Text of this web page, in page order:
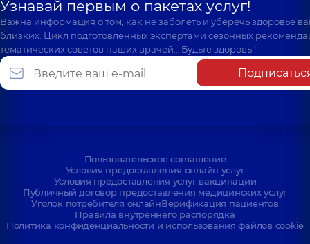
Узнавай первым о пакетах услуг!
Важна информация о том, как не заболеть и уберечь здоровье
близких. Цикл подготовленных экспертами сезонных
тематических советов наших врачей… Будьте здоровы!
Пользовательское соглашение
Условия предоставления онлайн услуг
Условия предоставления услуг вакцинации
Публичный договор предоставления медицинских услуг
Уголок потребителя онлайнВерификация пациентов
Правила внутреннего распорядка
Политика конфиденциальности и использования файлов cookie